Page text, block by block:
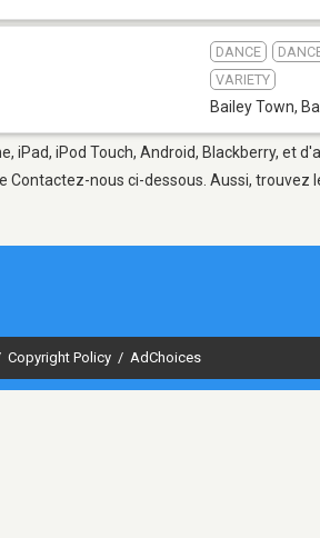
DANCE
VARIETY
Bailey Town,
iPad, iPod Touch, Android, Blackberry, et
nous ci-dessous. Aussi, trouvez
Copyright Policy / AdChoices